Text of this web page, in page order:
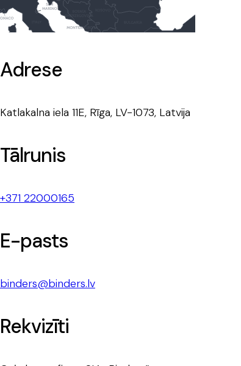
Adrese
Katlakalna iela 11E, Rīga, LV-1073, Latvija
Tālrunis
+371 22000165
E-pasts
binders@binders.lv
Rekvizīti